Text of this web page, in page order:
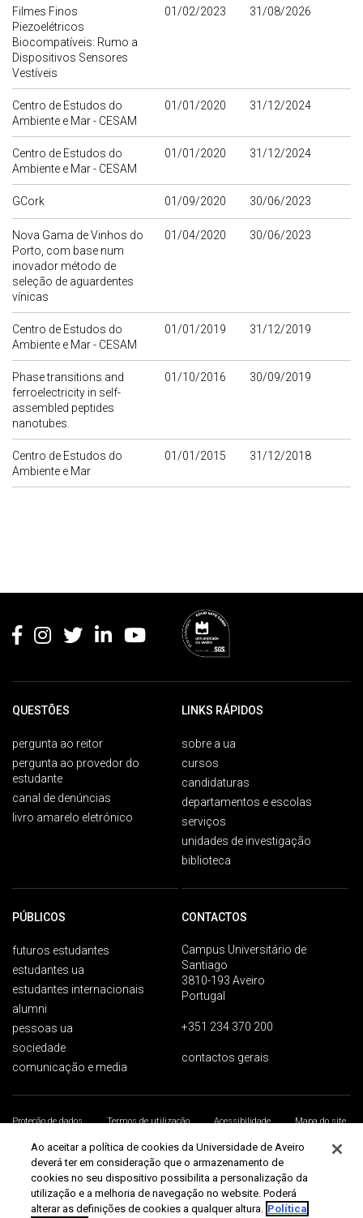
Filmes Finos
Piezoelétricos
Biocompatíveis: Rumo a
Dispositivos Sensores
Vestíveis
01/02/2023 31/08/2026
Centro de Estudos do
Ambiente e Mar - CESAM
01/01/2020 31/12/2024
Centro de Estudos do
Ambiente e Mar - CESAM
01/01/2020 31/12/2024
GCork 01/09/2020 30/06/2023
Nova Gama de Vinhos do
Porto, com base num
inovador método de
seleção de aguardentes
vínicas
01/04/2020 30/06/2023
Centro de Estudos do
Ambiente e Mar - CESAM
01/01/2019 31/12/2019
Phase transitions and
ferroelectricity in self-
assembled peptides
nanotubes.
01/10/2016 30/09/2019
Centro de Estudos do
Ambiente e Mar
01/01/2015 31/12/2018
QUESTÕES
pergunta ao reitor
pergunta ao provedor do
estudante
canal de denúncias
livro amarelo eletrónico
LINKS RÁPIDOS
sobre a ua
cursos
candidaturas
departamentos e escolas
serviços
unidades de investigação
biblioteca
PÚBLICOS
futuros estudantes
estudantes ua
estudantes internacionais
alumni
pessoas ua
sociedade
comunicação e media
CONTACTOS
Campus Universitário de
Santiago
3810-193 Aveiro
Portugal
+351 234 370 200
contactos gerais
Proteção de dados Termos de utilização Acessibilidade
Mapa do site
Universidade de Aveiro 2026
Ao aceitar a política de cookies da Universidade de Aveiro
deverá ter em consideração que o armazenamento de
cookies no seu dispositivo possibilita a personalização da
utilização e a melhoria de navegação no website. Poderá
alterar as definições de cookies a qualquer altura. Política